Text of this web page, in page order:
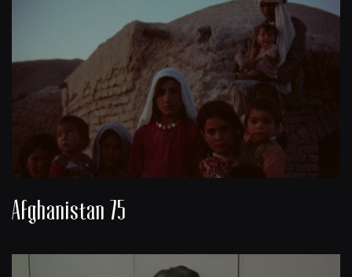
Afghanistan 75